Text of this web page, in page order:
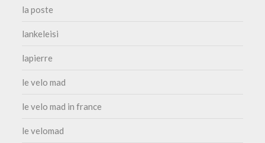
la poste
lankeleisi
lapierre
le velo mad
le velo mad in france
le velomad